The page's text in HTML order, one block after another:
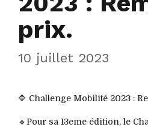
prix.
10 juillet 2023
🔷 Challenge Mobilité 2023 :
🔹Pour sa 13eme édition, le